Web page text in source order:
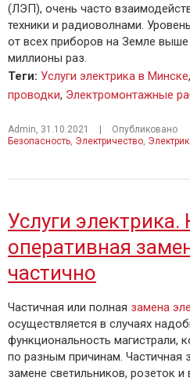
(ЛЭП), очень часто
техники и радиоволнами.
от всех приборов на Земле
миллионы раз.
Теги: Услуги электрика в Минске,
проводки, Электромонтажные
Admin 31.10.2021 |
Опубликовано
Безопасность Электричество
Услуги электрика.
оперативная
частично
Частичная или полная замена
осуществляется в случаях
функциональность магистрали,
по разным причинам. Частичная
замене светильников, розеток